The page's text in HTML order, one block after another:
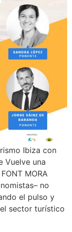
Ibiza con
Vuelve una
MORA
no
el pulso y
sector turístico